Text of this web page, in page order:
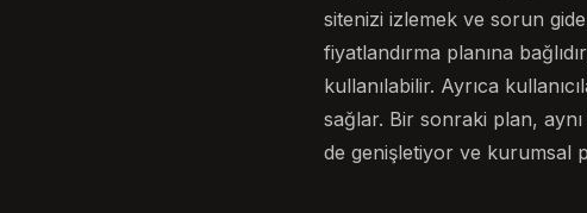
sitenizi izlemek ve sorun
fiyatlandırma planına
kullanılabilir. Ayrıca
sağlar. Bir sonraki plan, aynı
de genişletiyor ve kurumsal